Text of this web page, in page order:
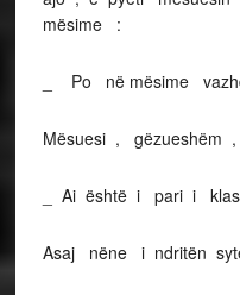
mësime :
_ Po në mësime
Mësuesi ,
_ Ai është i pari i
Asaj nëne i ndritën